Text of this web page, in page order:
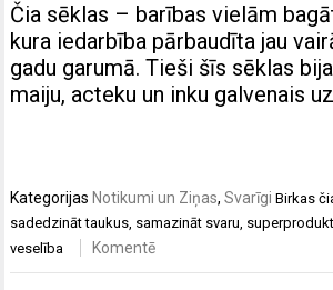
Čia sēklas – barības vielām
kura iedarbība pārbaudīta jau
gadu garumā. Tieši šīs sēklas
maiju, acteku un inku galvenais
Kategorijas Notikumi un Ziņas,Svarīgi Birkas
sadedzināt taukus, samazināt svaru,
veselība
Komentē